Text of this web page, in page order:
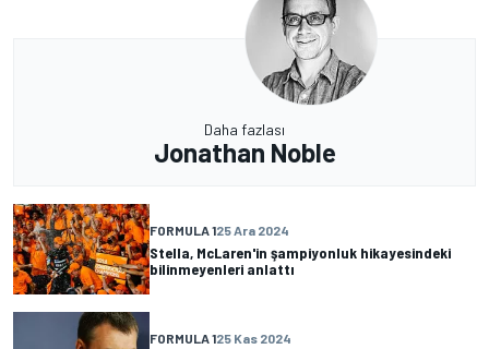
Daha fazlası
Jonathan Noble
FORMULA 125 Ara 2024
Stella, McLaren'in şampiyonluk hikayesindeki
bilinmeyenleri anlattı
FORMULA 125 Kas 2024